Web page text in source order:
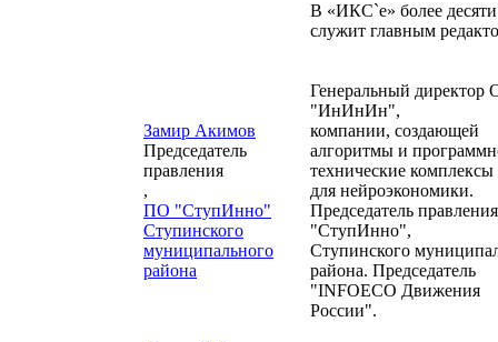
В «ИКС`е» более десяти
служит главным
Замир Акимов
Председатель
правления
,
ПО "СтупИнно"
Ступинского
муниципального
района
Генеральный
"ИнИнИн",
компании, создающей
алгоритмы и
технические комплексы
для нейроэкономики.
Председатель
"СтупИнно",
Ступинского
района. Председатель
"INFOECO Движения
России".